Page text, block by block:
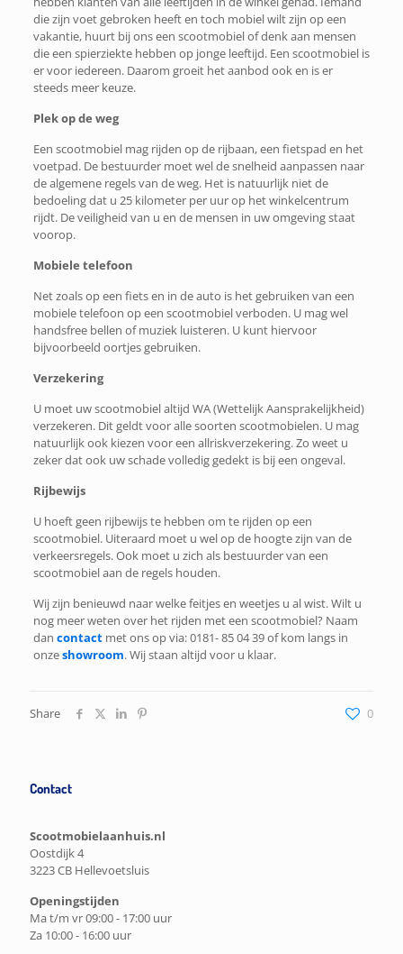
die zijn voet gebroken heeft en toch mobiel wilt zijn op een
vakantie, huurt bij ons een scootmobiel of denk aan mensen
die een spierziekte hebben op jonge leeftijd. Een scootmobiel is
er voor iedereen. Daarom groeit het aanbod ook en is er
steeds meer keuze.
Plek op de weg
Een scootmobiel mag rijden op de rijbaan, een fietspad en het
voetpad. De bestuurder moet wel de snelheid aanpassen naar
de algemene regels van de weg. Het is natuurlijk niet de
bedoeling dat u 25 kilometer per uur op het winkelcentrum
rijdt. De veiligheid van u en de mensen in uw omgeving staat
voorop.
Mobiele telefoon
Net zoals op een fiets en in de auto is het gebruiken van een
mobiele telefoon op een scootmobiel verboden. U mag wel
handsfree bellen of muziek luisteren. U kunt hiervoor
bijvoorbeeld oortjes gebruiken.
Verzekering
U moet uw scootmobiel altijd WA (Wettelijk Aansprakelijkheid)
verzekeren. Dit geldt voor alle soorten scootmobielen. U mag
natuurlijk ook kiezen voor een allriskverzekering. Zo weet u
zeker dat ook uw schade volledig gedekt is bij een ongeval.
Rijbewijs
U hoeft geen rijbewijs te hebben om te rijden op een
scootmobiel. Uiteraard moet u wel op de hoogte zijn van de
verkeersregels. Ook moet u zich als bestuurder van een
scootmobiel aan de regels houden.
Wij zijn benieuwd naar welke feitjes en weetjes u al wist. Wilt u
nog meer weten over het rijden met een scootmobiel? Naam
dan contact met ons op via: 0181- 85 04 39 of kom langs in
onzeshowroom. Wij staan altijd voor u klaar.
Share 0
Contact
Scootmobielaanhuis.nl
Oostdijk 4
3223 CB Hellevoetsluis
Openingstijden
Ma t/m vr 09:00 - 17:00 uur
Za 10:00 - 16:00 uur